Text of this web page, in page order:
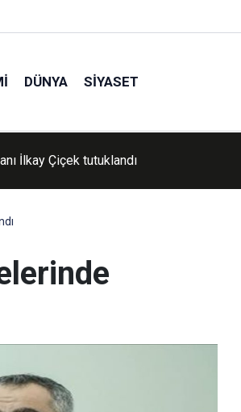
DÜNYA SIYASET
piknikte buluştu